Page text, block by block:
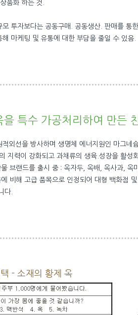
품화 하는 것.
투자보다는 공동구매. 공동생산. 판매를 통
마케팅 및 유통에 대한 부담을 줄일 수 있음.
특수 가공처리하여 만든
외선을 방사하며 생명체 에너지원인 마그네
지력이 강화되고 과채류의 생육.성장을 활성
브랜드를 출시 중 : 옥자두, 옥배, 옥사과, 옥
비해 고급 품목으로 인정되어 대형 백화점
다.
- 소재의 황제 옥